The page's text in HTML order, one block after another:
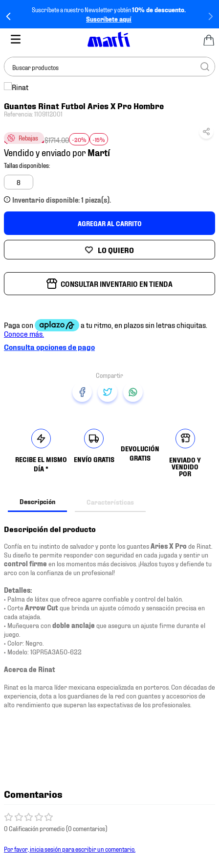
Suscríbete a nuestro Newsletter y obtén10% de descuento.
Suscríbete aquí
Buscar productos
Guantes Rinat Futbol Aries X Pro Hombre
Referencia:1109112001
Rebajas
$1165.52$1714.00 -20% -15%
Vendido y enviado por
8
Inventario disponible: 1 pieza(s).
AGREGAR AL CARRITO
CONSULTAR INVENTARIO EN TIENDA
Consulta opciones de pago
RECIBE EL MISMO
DÍA *
ENVÍO GRATIS
DEVOLUCIÓN
GRATIS
ENVIADO Y
VENDIDO
POR
Descripción Características
Descripción del producto
Confía en tu instinto de salvador y ponte los guantesAries X Pro de Rinat.
Su diseño te permite responder con seguridad en cada jugada y sentir un
control firme en los momentos más decisivos. ¡Hazlos tuyos y defiende tu
arco con la confianza de un profesional!
Detalles:
• Palma de látex que ofrece agarre confiable y control del balón.
• Corte Arrow Cutque brinda un ajuste cómodo y sensación precisa en
cada atajada.
• Muñequera condoble anclaje que asegura un ajuste firme durante el
juego.
• Color: Negro.
• Modelo: 1GPR5A3A50-622
Acerca de Rinat
Rinat es la marca líder mexicana especializada en porteros. Con décadas de
experiencia, dota a los guardianes de la red con guantes y accesorios de
alto rendimiento que superan las expectativas de los profesionales.
Comentarios
0 Calificación promedio(0 comentarios)
Por favor, inicia sesión para escribir un comentario.
BUSCADOS
2.
tenis hombre
3.
tenis
4.
tenis futbol
5.
mochila
8.
chivas
9.
tenis niño
10. tenis nike